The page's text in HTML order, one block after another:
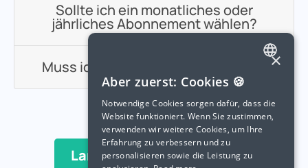
Sollte ich ein monatliches oder
jährliches Abonnement wählen?
Muss ich viel Zeit investieren?
Langua kostenlos testen
ENGLISH
SPANISH
FRENCH
GERMAN
×
Aber zuerst: Cookies 🍪
Notwendige Cookies sorgen dafür, dass die
Website funktioniert. Wenn Sie zustimmen,
verwenden wir weitere Cookies, um Ihre
Erfahrung zu verbessern und zu
personalisieren sowie die Leistung zu